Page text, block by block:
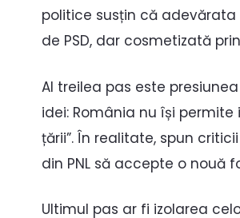
politice susțin că
de PSD, dar cosmetizată
Al treilea pas este
idei: România nu își
țării”. În realitate, spun
din PNL să accepte o nouă
Ultimul pas ar fi izolarea